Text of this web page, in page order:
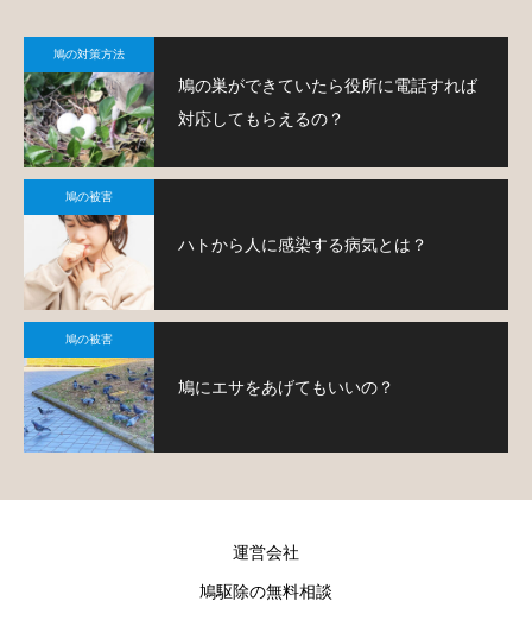
鳩の対策方法
鳩の巣ができていたら役所に電話すれば
対応してもらえるの？
鳩の被害
ハトから人に感染する病気とは？
鳩の被害
鳩にエサをあげてもいいの？
運営会社
鳩駆除の無料相談